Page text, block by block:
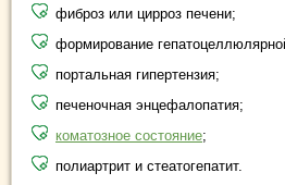
фиброз или цирроз печени;
формирование
портальная гипертензия;
печеночная энцефалопатия;
коматозное состояние;
полиартрит и стеатогепатит.